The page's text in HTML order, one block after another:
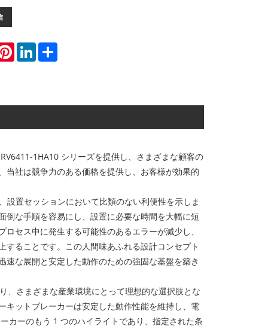
PinterestLinkedInShare
1HA10 シリーズを提供し、さまざまな顧客の
社は競争力のある価格を提供し、お客様が効果的
置セッションにおいて比類のない利便性を示しま
な手順を容易にし、設置に必要な時間を大幅に短
セス中に発生する可能性のあるエラーが減少し、
ることです。この人間味あふれる設計コンセプト
な展開と安定した動作のための強固な基盤を築き
さまざまな産業環境にとって理想的な選択肢とな
キットブレーカーは安定した動作性能を維持し、電
カーのもう 1 つのハイライトであり、指定された条